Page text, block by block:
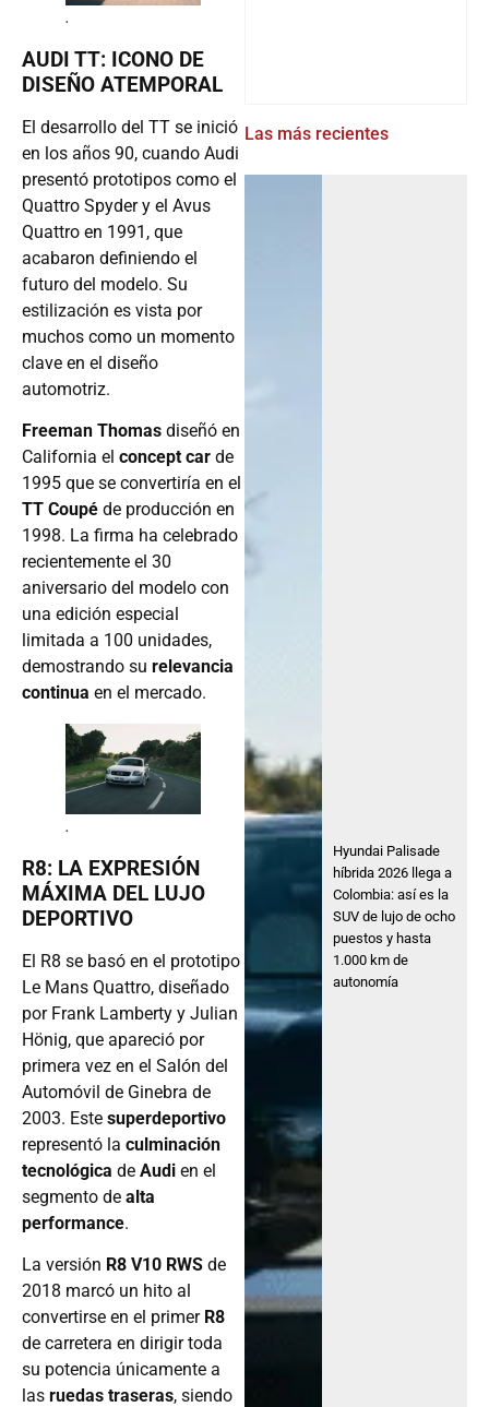
.
AUDI TT: ICONO DE
DISEÑO ATEMPORAL
El desarrollo del TT se inició
en los años 90, cuando Audi
presentó prototipos como el
Quattro Spyder y el Avus
Quattro en 1991, que
acabaron definiendo el
futuro del modelo. Su
estilización es vista por
muchos como un momento
clave en el diseño
automotriz.
Freeman Thomas diseñó en
California el concept car de
1995 que se convertiría en el
TT Coupé de producción en
1998. La firma ha celebrado
recientemente el 30
aniversario del modelo con
una edición especial
limitada a 100 unidades,
demostrando su relevancia
continua en el mercado.
.
R8: LA EXPRESIÓN
MÁXIMA DEL LUJO
DEPORTIVO
El R8 se basó en el prototipo
Le Mans Quattro, diseñado
por Frank Lamberty y Julian
Hönig, que apareció por
primera vez en el Salón del
Automóvil de Ginebra de
2003. Este superdeportivo
representó la culminación
tecnológica de Audi en el
segmento de alta
performance.
La versión R8 V10 RWS de
2018 marcó un hito al
convertirse en el primer R8
de carretera en dirigir toda
su potencia únicamente a
las ruedas traseras, siendo
Las más recientes
Hyundai Palisade
híbrida 2026 llega a
Colombia: así es la
SUV de lujo de ocho
puestos y hasta
1.000 km de
autonomía